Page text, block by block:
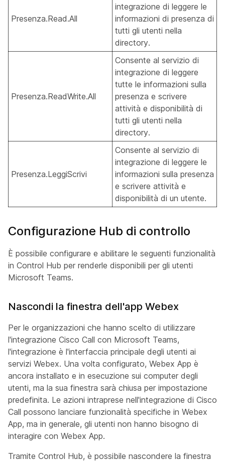
Presenza.Read.All
integrazione di leggere le
informazioni di presenza di
tutti gli utenti nella
directory.
Presenza.ReadWrite.All
Consente al servizio di
integrazione di leggere
tutte le informazioni sulla
presenza e scrivere
attività e disponibilità di
tutti gli utenti nella
directory.
Presenza.LeggiScrivi
Consente al servizio di
integrazione di leggere le
informazioni sulla presenza
e scrivere attività e
disponibilità di un utente.
Configurazione Hub di controllo
È possibile configurare e abilitare le seguenti funzionalità
in Control Hub per renderle disponibili per gli utenti
Microsoft Teams.
Nascondi la finestra dell'app Webex
Per le organizzazioni che hanno scelto di utilizzare
l'integrazione Cisco Call con Microsoft Teams,
l'integrazione è l'interfaccia principale degli utenti ai
servizi Webex. Una volta configurato, Webex App è
ancora installato e in esecuzione sui computer degli
utenti, ma la sua finestra sarà chiusa per impostazione
predefinita. Le azioni intraprese nell'integrazione di Cisco
Call possono lanciare funzionalità specifiche in Webex
App, ma in generale, gli utenti non hanno bisogno di
interagire con Webex App.
Tramite Control Hub, è possibile nascondere la finestra